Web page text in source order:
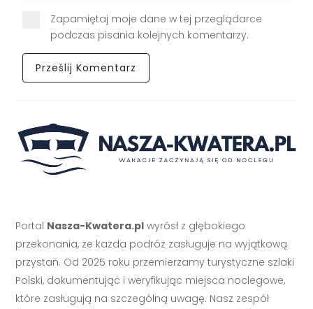
Zapamiętaj moje dane w tej przeglądarce
podczas pisania kolejnych komentarzy.
Portal Nasza-Kwatera.pl wyrósł z głębokiego
przekonania, że każda podróż zasługuje na wyjątkową
przystań. Od 2025 roku przemierzamy turystyczne szlaki
Polski, dokumentując i weryfikując miejsca noclegowe,
które zasługują na szczególną uwagę. Nasz zespół